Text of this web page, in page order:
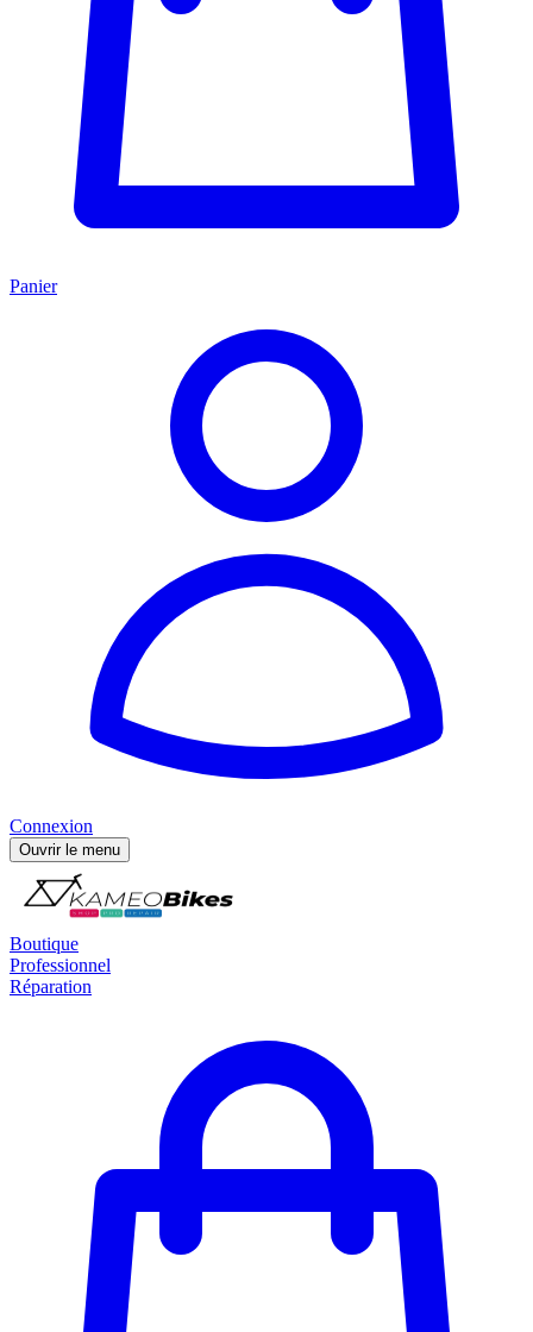
Panier
Connexion
Ouvrir le menu
Boutique
Professionnel
Réparation